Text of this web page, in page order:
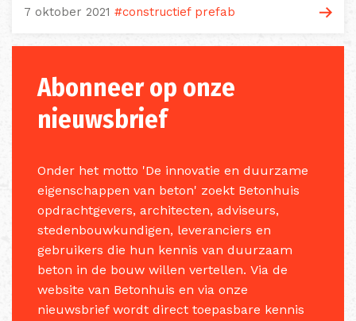
7 oktober 2021 #constructief prefab
Abonneer op onze
nieuwsbrief
Onder het motto 'De innovatie en duurzame
eigenschappen van beton' zoekt Betonhuis
opdrachtgevers, architecten, adviseurs,
stedenbouwkundigen, leveranciers en
gebruikers die hun kennis van duurzaam
beton in de bouw willen vertellen. Via de
website van Betonhuis en via onze
nieuwsbrief wordt direct toepasbare kennis